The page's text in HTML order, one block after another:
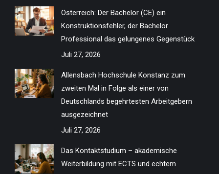
in
new
window
in
new
window
in
new
window
new
window
new
window
new
window
new
window
new
window
Österreich: Der Bachelor (CE) ein
Konstruktionsfehler, der Bachelor
Professional das gelungenes Gegenstück
Juli 27, 2026
Allensbach Hochschule Konstanz zum
zweiten Mal in Folge als einer von
Deutschlands begehrtesten Arbeitgebern
ausgezeichnet
Juli 27, 2026
Das Kontaktstudium – akademische
Weiterbildung mit ECTS und echtem